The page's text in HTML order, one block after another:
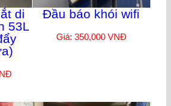
di
53L
Đầu báo khói wifi
Giá: 350,000 VNĐ